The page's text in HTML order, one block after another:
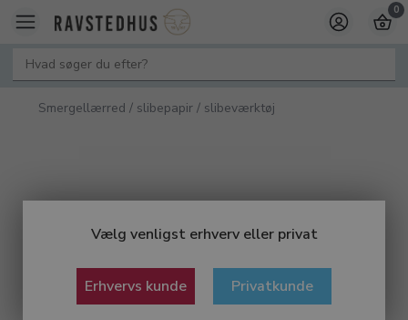
Vælg venligst erhverv eller privat
Erhvervs kunde Privatkunde
0
Smergellærred / slibepapir / slibeværktøj